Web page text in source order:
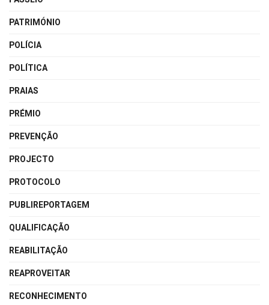
PATRIMÓNIO
POLÍCIA
POLÍTICA
PRAIAS
PRÉMIO
PREVENÇÃO
PROJECTO
PROTOCOLO
PUBLIREPORTAGEM
QUALIFICAÇÃO
REABILITAÇÃO
REAPROVEITAR
RECONHECIMENTO